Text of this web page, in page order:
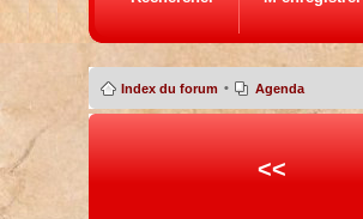
Index du forum • Agenda
<<